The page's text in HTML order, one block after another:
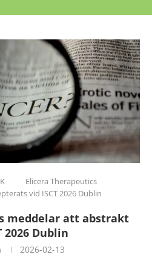
Elicera Therapeutics
vid ISCT 2026 Dublin
meddelar att abstrakt
2026 Dublin
2026-02-13